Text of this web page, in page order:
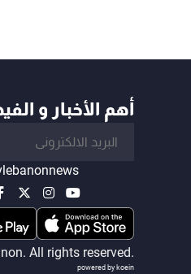
أهم الأخبار و
All rights reserved.
powered by koein